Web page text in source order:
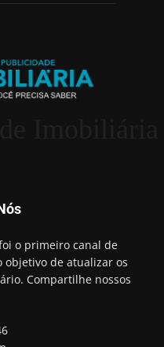
o primeiro canal de
objetivo de atualizar os
Compartilhe nossos